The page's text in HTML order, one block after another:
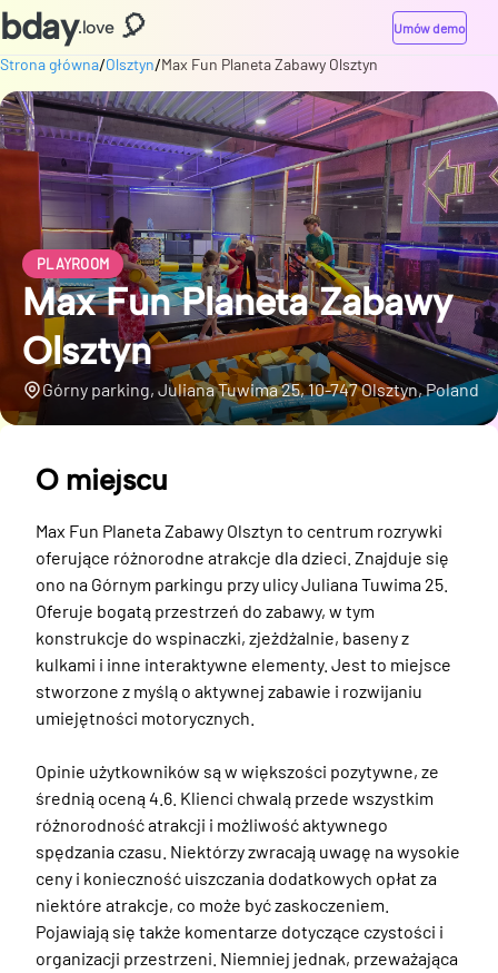
bday.love 🎈 Umów demo
Strona główna/Olsztyn/Max Fun Planeta Zabawy Olsztyn
PLAYROOM
Max Fun Planeta Zabawy
Olsztyn
Górny parking, Juliana Tuwima 25, 10-747 Olsztyn, Poland
O miejscu
Max Fun Planeta Zabawy Olsztyn to centrum rozrywki
oferujące różnorodne atrakcje dla dzieci. Znajduje się
ono na Górnym parkingu przy ulicy Juliana Tuwima 25.
Oferuje bogatą przestrzeń do zabawy, w tym
konstrukcje do wspinaczki, zjeżdżalnie, baseny z
kulkami i inne interaktywne elementy. Jest to miejsce
stworzone z myślą o aktywnej zabawie i rozwijaniu
umiejętności motorycznych.
Opinie użytkowników są w większości pozytywne, ze
średnią oceną 4.6. Klienci chwalą przede wszystkim
różnorodność atrakcji i możliwość aktywnego
spędzania czasu. Niektórzy zwracają uwagę na wysokie
ceny i konieczność uiszczania dodatkowych opłat za
niektóre atrakcje, co może być zaskoczeniem.
Pojawiają się także komentarze dotyczące czystości i
organizacji przestrzeni. Niemniej jednak, przeważająca